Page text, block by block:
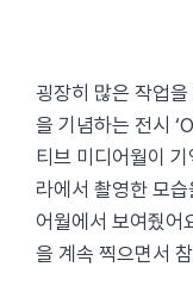
굉장히 많은 작업
을 기념하는 전시
티브 미디어월이
라에서 촬영한 모
어월에서 보여줬어
을 계속 찍으면서